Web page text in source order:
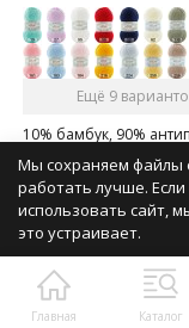
Ещё 9
10% бамбук, 90%
акрил, 320 м, 100 гр.
Детский акрил с
мягкости.
165 руб.
В наличии
Подробнее
Главная Каталог
Мы сохраняем файлы
работать лучше.
использовать сайт,
это устраивает.